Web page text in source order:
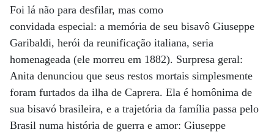
Foi lá não para desfilar, mas como
convidada especial: a memória de seu bisavô Giuseppe
Garibaldi, herói da reunificação italiana, seria
homenageada (ele morreu em 1882). Surpresa geral:
Anita denunciou que seus restos mortais simplesmente
foram furtados da ilha de Caprera. Ela é homônima de
sua bisavó brasileira, e a trajetória da família passa pelo
Brasil numa história de guerra e amor: Giuseppe